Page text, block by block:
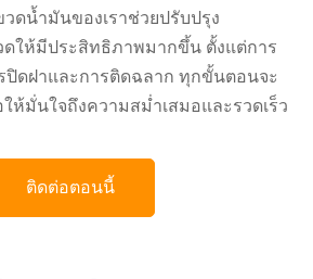
ดน้ำมันของเราช่วยปรับปรุง
ดให้มีประสิทธิภาพมากขึ้น ตั้งแต่การ
ปิดฝาและการติดฉลาก ทุกขั้นตอนจะ
ห้มั่นใจถึงความสม่ำเสมอและรวดเร็ว
ติดต่อตอนนี้